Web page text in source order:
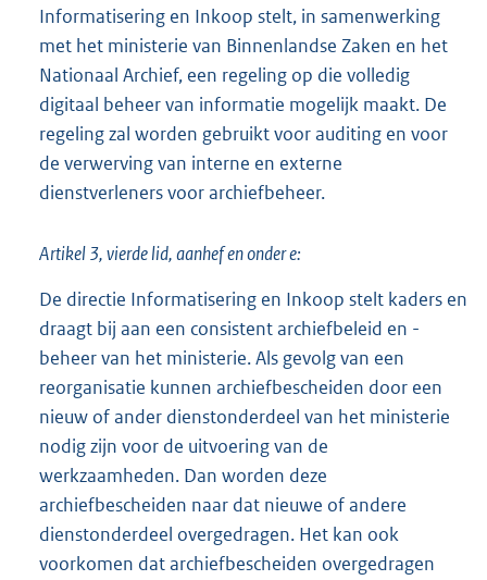
Informatisering en Inkoop stelt, in samenwerking
met het ministerie van Binnenlandse Zaken en het
Nationaal Archief, een regeling op die volledig
digitaal beheer van informatie mogelijk maakt. De
regeling zal worden gebruikt voor auditing en voor
de verwerving van interne en externe
dienstverleners voor archiefbeheer.
Artikel 3, vierde lid, aanhef en onder e:
De directie Informatisering en Inkoop stelt kaders en
draagt bij aan een consistent archiefbeleid en -
beheer van het ministerie. Als gevolg van een
reorganisatie kunnen archiefbescheiden door een
nieuw of ander dienstonderdeel van het ministerie
nodig zijn voor de uitvoering van de
werkzaamheden. Dan worden deze
archiefbescheiden naar dat nieuwe of andere
dienstonderdeel overgedragen. Het kan ook
voorkomen dat archiefbescheiden overgedragen